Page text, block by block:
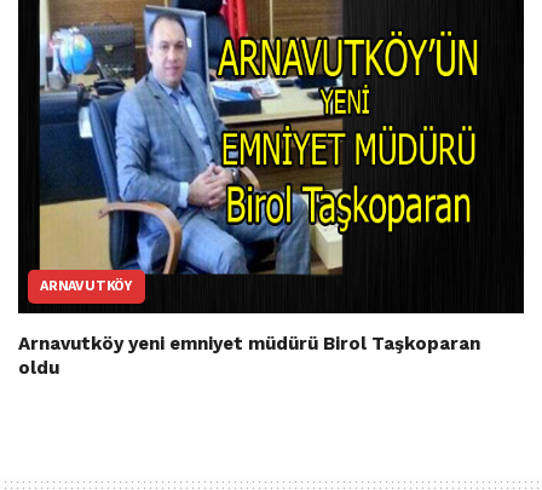
ARNAVUTKÖY
Arnavutköy yeni emniyet müdürü Birol Taşkoparan
oldu